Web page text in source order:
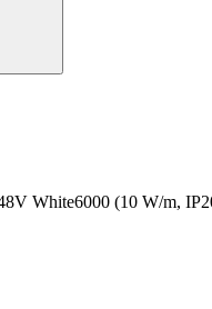
White6000 (10 W/m,